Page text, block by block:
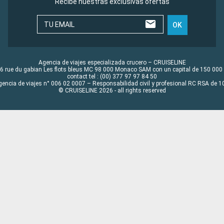
TU EMAIL OK
Agencia de viajes especializada crucero – CRUISELINE
rue du gabian Les flots bleus MC 98 000 Monaco SAM con un capital de 150 000
contact tel : (00) 377 97 97 84 50
de viajes n° 006 02 0007 – Responsabilidad civil y profesional RC RSA de
© CRUISELINE 2026 - all rights reserved